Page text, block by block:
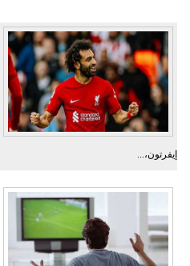
إيفرتون،...